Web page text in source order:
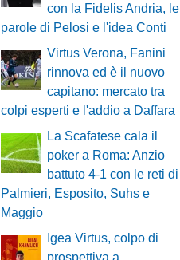
con la Fidelis Andria, le
parole di Pelosi e l'idea Conti
Virtus Verona, Fanini
rinnova ed è il nuovo
capitano: mercato tra
colpi esperti e l'addio a Daffara
La Scafatese cala il
poker a Roma: Anzio
battuto 4-1 con le reti di
Palmieri, Esposito, Suhs e
Maggio
Igea Virtus, colpo di